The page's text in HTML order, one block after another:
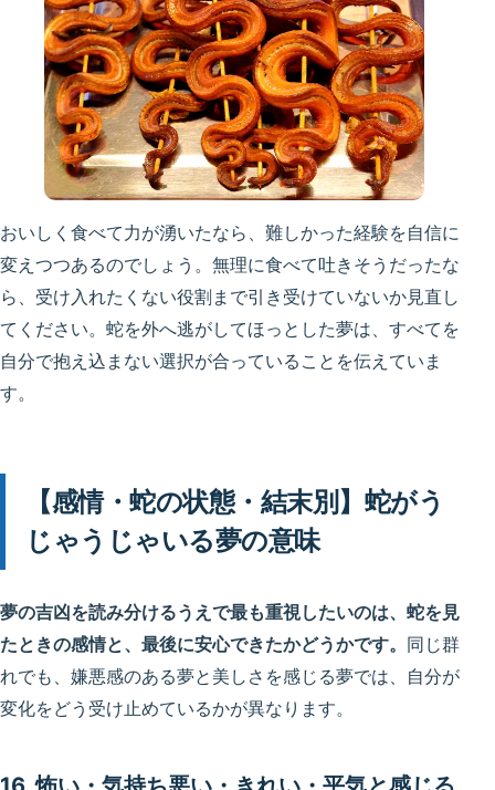
おいしく食べて力が湧いたなら、難しかった経験を自信に
変えつつあるのでしょう。無理に食べて吐きそうだったな
ら、受け入れたくない役割まで引き受けていないか見直し
てください。蛇を外へ逃がしてほっとした夢は、すべてを
自分で抱え込まない選択が合っていることを伝えていま
す。
【感情・蛇の状態・結末別】蛇がう
じゃうじゃいる夢の意味
夢の吉凶を読み分けるうえで最も重視したいのは、蛇を見
たときの感情と、最後に安心できたかどうかです。 同じ群
れでも、嫌悪感のある夢と美しさを感じる夢では、自分が
変化をどう受け止めているかが異なります。